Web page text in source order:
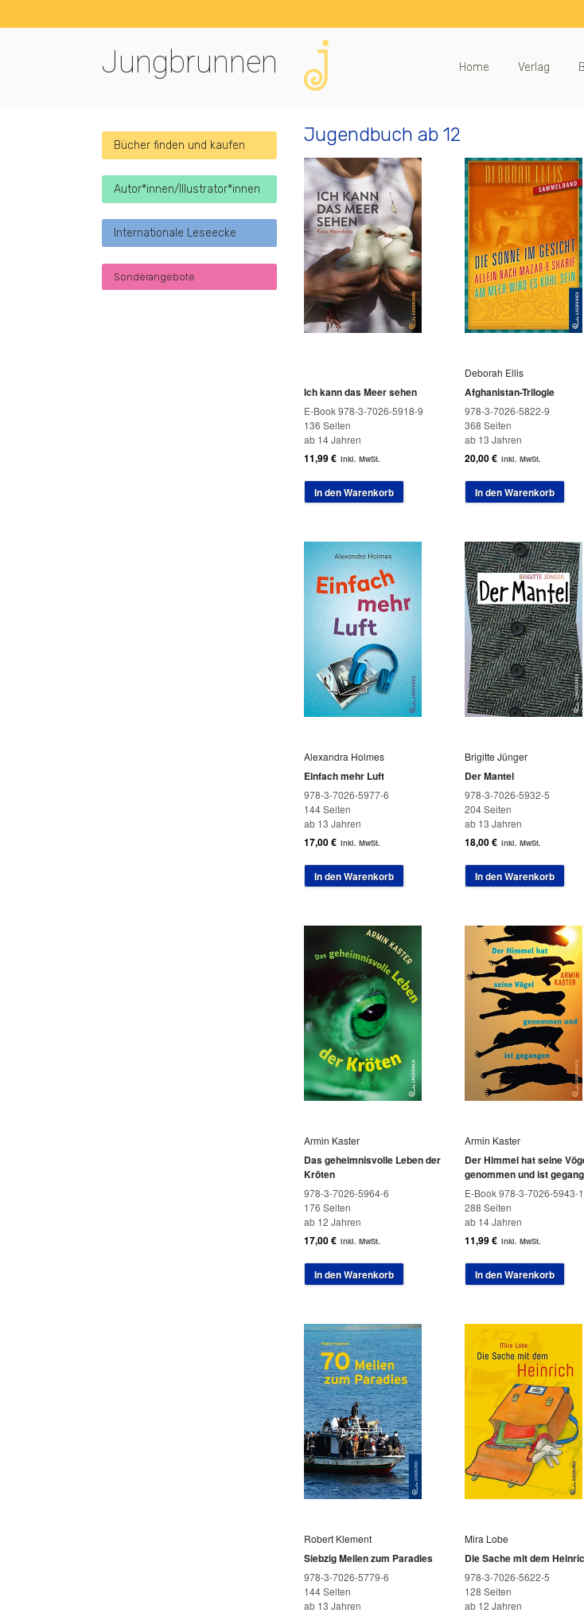
Jungbrunnen Home Verlag
Jugendbuch ab 12
Ich kann das Meer sehen
E-Book 978-3-7026-5918-9
136 Seiten
ab 14 Jahren
11,99€ inkl. MwSt.
In den Warenkorb
Deborah Ellis
Afghanistan-Trilogie
978-3-7026-5822-9
368 Seiten
ab 13 Jahren
20,00€ inkl. MwSt.
In den Warenkorb
Alexandra Holmes
Einfach mehr Luft
978-3-7026-5977-6
144 Seiten
ab 13 Jahren
17,00€ inkl. MwSt.
In den Warenkorb
Brigitte Jünger
Der Mantel
978-3-7026-5932-5
204 Seiten
ab 13 Jahren
18,00€ inkl. MwSt.
In den Warenkorb
Armin Kaster
Das geheimnisvolle Leben der
Kröten
978-3-7026-5964-6
176 Seiten
ab 12 Jahren
17,00€ inkl. MwSt.
In den Warenkorb
Armin Kaster
Der Himmel hat seine
genommen und ist
E-Book 978-3-7026-5943-1
288 Seiten
ab 14 Jahren
11,99€ inkl. MwSt.
In den Warenkorb
Robert Klement
Siebzig Meilen zum Paradies
978-3-7026-5779-6
144 Seiten
ab 13 Jahren
Mira Lobe
Die Sache mit dem
978-3-7026-5622-5
128 Seiten
ab 12 Jahren
Bücher finden und kaufen
Autor*innen/Illustrator*innen
Internationale Leseecke
Sonderangebote